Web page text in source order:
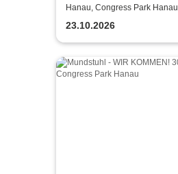
Liebe zuliebe
Hanau, Congress Park Hanau
23.10.2026